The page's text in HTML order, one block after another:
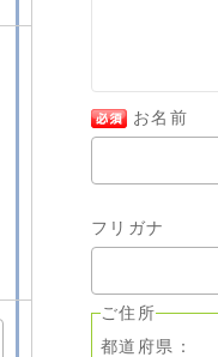
お名前
フリガナ
ご住所
都道府県：